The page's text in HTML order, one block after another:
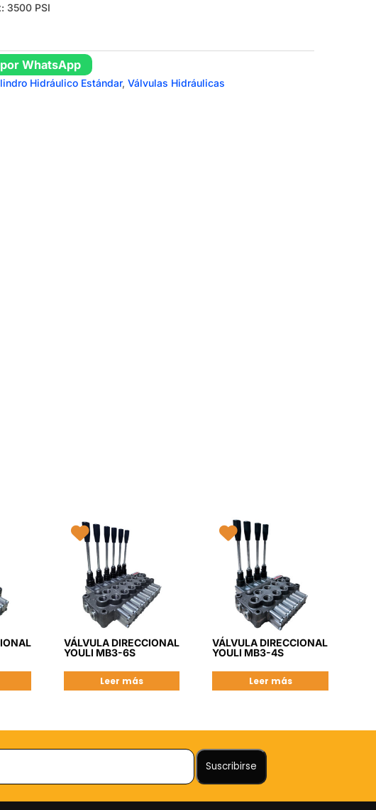
3500 PSI
WhatsApp
Hidráulico Estándar, Válvulas Hidráulicas
VÁLVULA DIRECCIONAL
YOULI MB3-6S
Leer más
VÁLVULA DIRECCIONAL
YOULI MB3-4S
Leer más